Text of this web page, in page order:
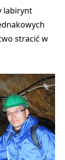
labirynt
stracić w